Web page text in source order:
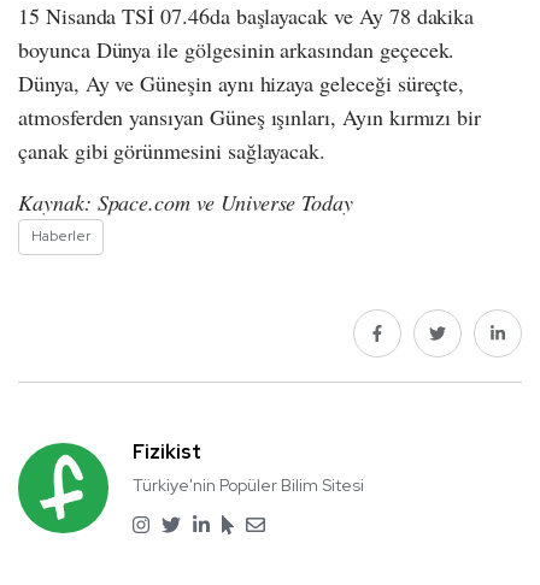
15 Nisanda TSİ 07.46da başlayacak ve Ay 78 dakika
boyunca Dünya ile gölgesinin arkasından geçecek.
Dünya, Ay ve Güneşin aynı hizaya geleceği süreçte,
atmosferden yansıyan Güneş ışınları, Ayın kırmızı bir
çanak gibi görünmesini sağlayacak.
Kaynak: Space.com ve Universe Today
Haberler
Fizikist
Türkiye'nin Popüler Bilim Sitesi